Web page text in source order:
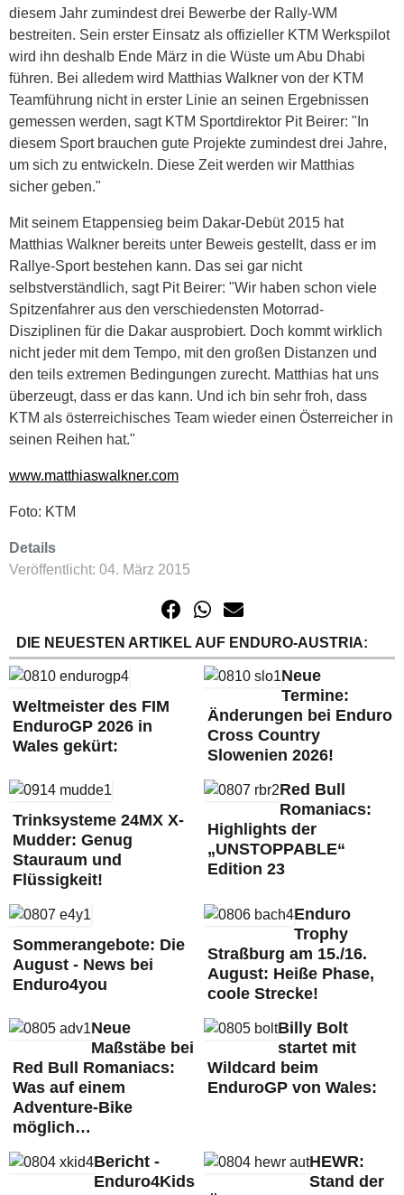
diesem Jahr zumindest drei Bewerbe der Rally-WM
bestreiten. Sein erster Einsatz als offizieller KTM Werkspilot
wird ihn deshalb Ende März in die Wüste um Abu Dhabi
führen. Bei alledem wird Matthias Walkner von der KTM
Teamführung nicht in erster Linie an seinen Ergebnissen
gemessen werden, sagt KTM Sportdirektor Pit Beirer: "In
diesem Sport brauchen gute Projekte zumindest drei Jahre,
um sich zu entwickeln. Diese Zeit werden wir Matthias
sicher geben."
Mit seinem Etappensieg beim Dakar-Debüt 2015 hat
Matthias Walkner bereits unter Beweis gestellt, dass er im
Rallye-Sport bestehen kann. Das sei gar nicht
selbstverständlich, sagt Pit Beirer: "Wir haben schon viele
Spitzenfahrer aus den verschiedensten Motorrad-
Disziplinen für die Dakar ausprobiert. Doch kommt wirklich
nicht jeder mit dem Tempo, mit den großen Distanzen und
den teils extremen Bedingungen zurecht. Matthias hat uns
überzeugt, dass er das kann. Und ich bin sehr froh, dass
KTM als österreichisches Team wieder einen Österreicher in
seinen Reihen hat."
www.matthiaswalkner.com
Foto: KTM
Details
Veröffentlicht: 04. März 2015
DIE NEUESTEN ARTIKEL AUF ENDURO-AUSTRIA:
Weltmeister des FIM
EnduroGP 2026 in
Wales gekürt:
Neue
Termine:
Änderungen bei Enduro
Cross Country
Slowenien 2026!
Trinksysteme 24MX X-
Mudder: Genug
Stauraum und
Flüssigkeit!
Red Bull
Romaniacs:
Highlights der
„UNSTOPPABLE“
Edition 23
Sommerangebote: Die
August - News bei
Enduro4you
Enduro
Trophy
Straßburg am 15./16.
August: Heiße Phase,
coole Strecke!
Neue
Maßstäbe bei
Red Bull Romaniacs:
Was auf einem
Adventure-Bike
möglich…
Billy Bolt
startet mit
Wildcard beim
EnduroGP von Wales:
Bericht -
Enduro4Kids
HEWR:
Stand der